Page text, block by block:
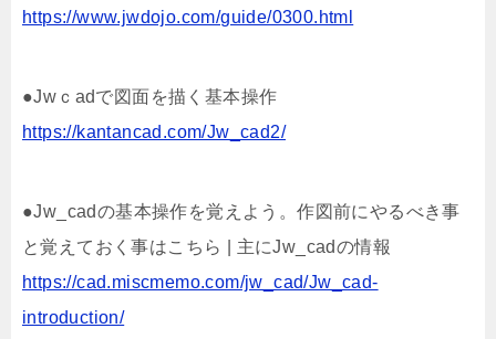
https://www.jwdojo.com/guide/0300.html
●Jwｃadで図面を描く基本操作
https://kantancad.com/Jw_cad2/
●Jw_cadの基本操作を覚えよう。作図前にやるべき事
と覚えておく事はこちら | 主にJw_cadの情報
https://cad.miscmemo.com/jw_cad/Jw_cad-
introduction/